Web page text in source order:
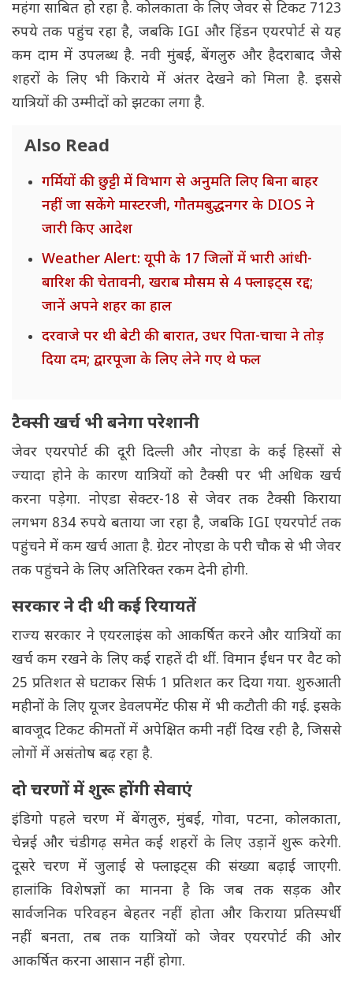
महंगा साबित हो रहा है. कोलकाता के लिए जेवर से टिकट 7123
रुपये तक पहुंच रहा है, जबकि IGI और हिंडन एयरपोर्ट से यह
कम दाम में उपलब्ध है. नवी मुंबई, बेंगलुरु और हैदराबाद जैसे
शहरों के लिए भी किराये में अंतर देखने को मिला है. इससे
यात्रियों की उम्मीदों को झटका लगा है.
Also Read
गर्मियों की छुट्टी में विभाग से अनुमति लिए बिना बाहर
नहीं जा सकेंगे मास्टरजी, गौतमबुद्धनगर के DIOS ने
जारी किए आदेश
Weather Alert: यूपी के 17 जिलों में भारी आंधी-
बारिश की चेतावनी, खराब मौसम से 4 फ्लाइट्स रद्द;
जानें अपने शहर का हाल
दरवाजे पर थी बेटी की बारात, उधर पिता-चाचा ने तोड़
दिया दम; द्वारपूजा के लिए लेने गए थे फल
टैक्सी खर्च भी बनेगा परेशानी
जेवर एयरपोर्ट की दूरी दिल्ली और नोएडा के कई हिस्सों से
ज्यादा होने के कारण यात्रियों को टैक्सी पर भी अधिक खर्च
करना पड़ेगा. नोएडा सेक्टर-18 से जेवर तक टैक्सी किराया
लगभग 834 रुपये बताया जा रहा है, जबकि IGI एयरपोर्ट तक
पहुंचने में कम खर्च आता है. ग्रेटर नोएडा के परी चौक से भी जेवर
तक पहुंचने के लिए अतिरिक्त रकम देनी होगी.
सरकार ने दी थी कई रियायतें
राज्य सरकार ने एयरलाइंस को आकर्षित करने और यात्रियों का
खर्च कम रखने के लिए कई राहतें दी थीं. विमान ईंधन पर वैट को
25 प्रतिशत से घटाकर सिर्फ 1 प्रतिशत कर दिया गया. शुरुआती
महीनों के लिए यूजर डेवलपमेंट फीस में भी कटौती की गई. इसके
बावजूद टिकट कीमतों में अपेक्षित कमी नहीं दिख रही है, जिससे
लोगों में असंतोष बढ़ रहा है.
दो चरणों में शुरू होंगी सेवाएं
इंडिगो पहले चरण में बेंगलुरु, मुंबई, गोवा, पटना, कोलकाता,
चेन्नई और चंडीगढ़ समेत कई शहरों के लिए उड़ानें शुरू करेगी.
दूसरे चरण में जुलाई से फ्लाइट्स की संख्या बढ़ाई जाएगी.
हालांकि विशेषज्ञों का मानना है कि जब तक सड़क और
सार्वजनिक परिवहन बेहतर नहीं होता और किराया प्रतिस्पर्धी
नहीं बनता, तब तक यात्रियों को जेवर एयरपोर्ट की ओर
आकर्षित करना आसान नहीं होगा.